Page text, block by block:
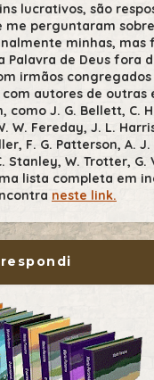
lucrativos, são
me perguntaram
minhas, mas
Palavra de Deus fora
irmãos
autores de outras
J. G. Bellett, C.
W. Fereday, J. L.
F. G. Patterson, A. J.
Stanley, W. Trotter, G.
lista completa em
neste link.